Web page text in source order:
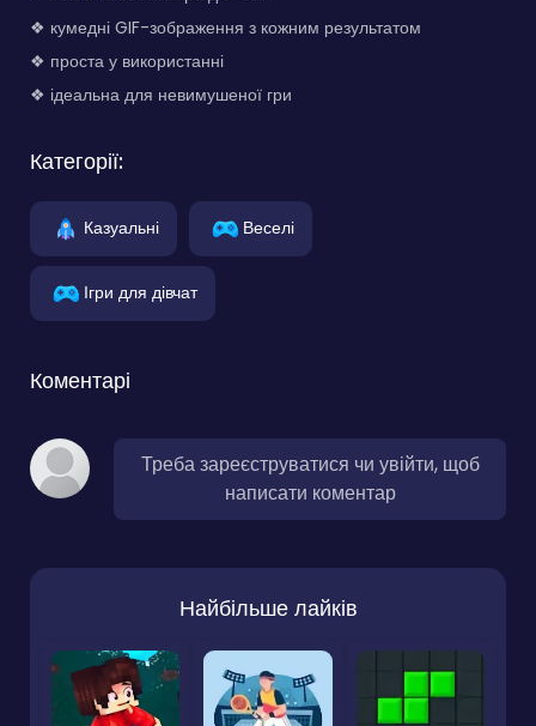
❖ кумедні GIF-зображення з кожним результатом
❖ проста у використанні
❖ ідеальна для невимушеної гри
Категорії:
Казуальні Веселі
Ігри для дівчат
Коментарі
Треба зареєструватися чи увійти, щоб
написати коментар
Найбільше лайків